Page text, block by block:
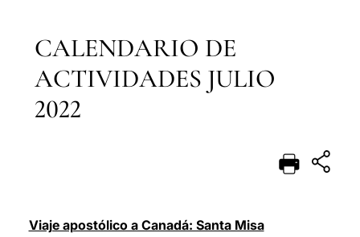
POLSKI
中文
CALENDARIO DE
ACTIVIDADES JULIO
2022
Viaje apostólico a Canadá: Santa Misa